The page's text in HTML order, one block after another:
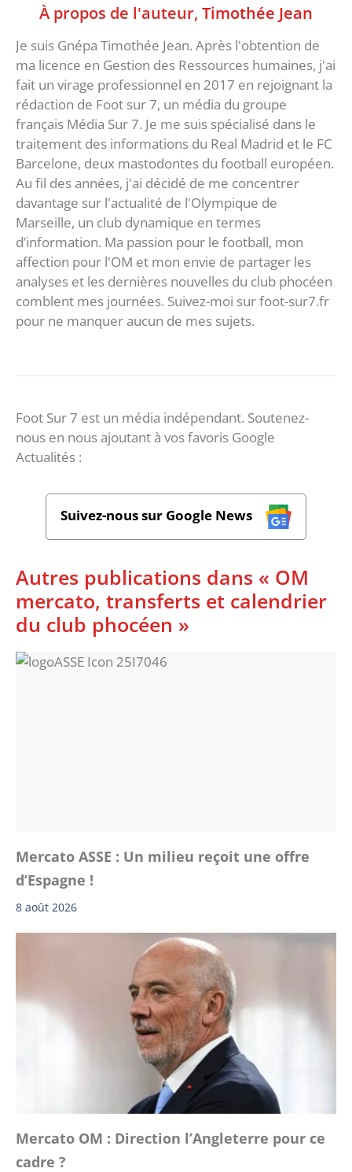
À propos de l'auteur, Timothée Jean
Je suis Gnépa Timothée Jean. Après l'obtention de
ma licence en Gestion des Ressources humaines, j'ai
fait un virage professionnel en 2017 en rejoignant la
rédaction de Foot sur 7, un média du groupe
français Média Sur 7. Je me suis spécialisé dans le
traitement des informations du Real Madrid et le FC
Barcelone, deux mastodontes du football européen.
Au fil des années, j'ai décidé de me concentrer
davantage sur l'actualité de l'Olympique de
Marseille, un club dynamique en termes
d’information. Ma passion pour le football, mon
affection pour l'OM et mon envie de partager les
analyses et les dernières nouvelles du club phocéen
comblent mes journées. Suivez-moi sur foot-sur7.fr
pour ne manquer aucun de mes sujets.
Foot Sur 7 est un média indépendant. Soutenez-
nous en nous ajoutant à vos favoris Google
Actualités :
Suivez-nous sur Google News
Autres publications dans « OM
mercato, transferts et calendrier
du club phocéen »
Mercato ASSE : Un milieu reçoit une offre
d’Espagne !
8 août 2026
Mercato OM : Direction l’Angleterre pour ce
cadre ?